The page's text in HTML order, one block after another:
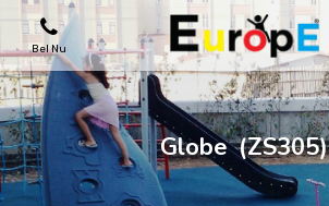
Bel Nu
SPEELTOESTELLEN
SKATEPARKS
Globe (ZS305)